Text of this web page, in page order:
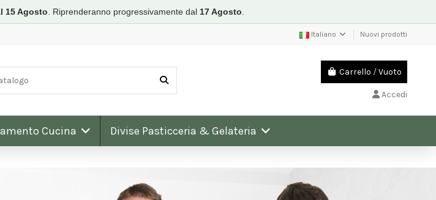
15 Agosto Riprenderanno progressivamente dal 17 Agosto
Italiano Nuovi prodotti
Carrello /Vuoto
Accedi
Cucina Divise Pasticceria & Gelateria